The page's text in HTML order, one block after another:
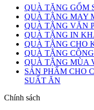
QUÀ TẶNG GỐM
QUÀ TẶNG MAY
QUÀ TẶNG VĂN
QUÀ TẶNG IN
QUÀ TẶNG CHO
QUÀ TẶNG
QUÀ TẶNG MÙA
SẢN PHẨM CHO
SUẤT ĂN
Chính sách